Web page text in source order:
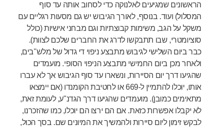
הראשונים שמגיעים לאלנוקה כדי לסחוב אותה עד סוף
המסלול) ועוד. בנוסף, לאורך הגיבוש יש גם מסעות רגליים עם
משקל על הגב, משימות קבוצתיות וגם מבחני אישיות (כולל
סוציומטרי, שבו תתבקשו לדרג את החברים שלכם לצוות).
כבר ביום השלישי לגיבוש מתבצע ניפוי די גדול של מלש"בים,
ולאחר מכן ביום החמישי מתבצע הניפוי הסופי. מועמדים
שהגיעו דרך יום הסיירות, ונשארו עד סוף הגיבוש אך לא עברו
אותו, יוכלו להתמיין ל-669 או לחטיבת הקומנדו (אם יימצאו
מתאימים כמובן). מועמדים שהגיעו דרך הגדנ"ע, לעומת זאת,
לא יקבלו אפשרות כזאת. אם הם ירצו הם יוכלו, כמו שהזכרנו,
לבקש זימון ליום סיירות ולהמשיך את המיונים שם. בסך הכול,